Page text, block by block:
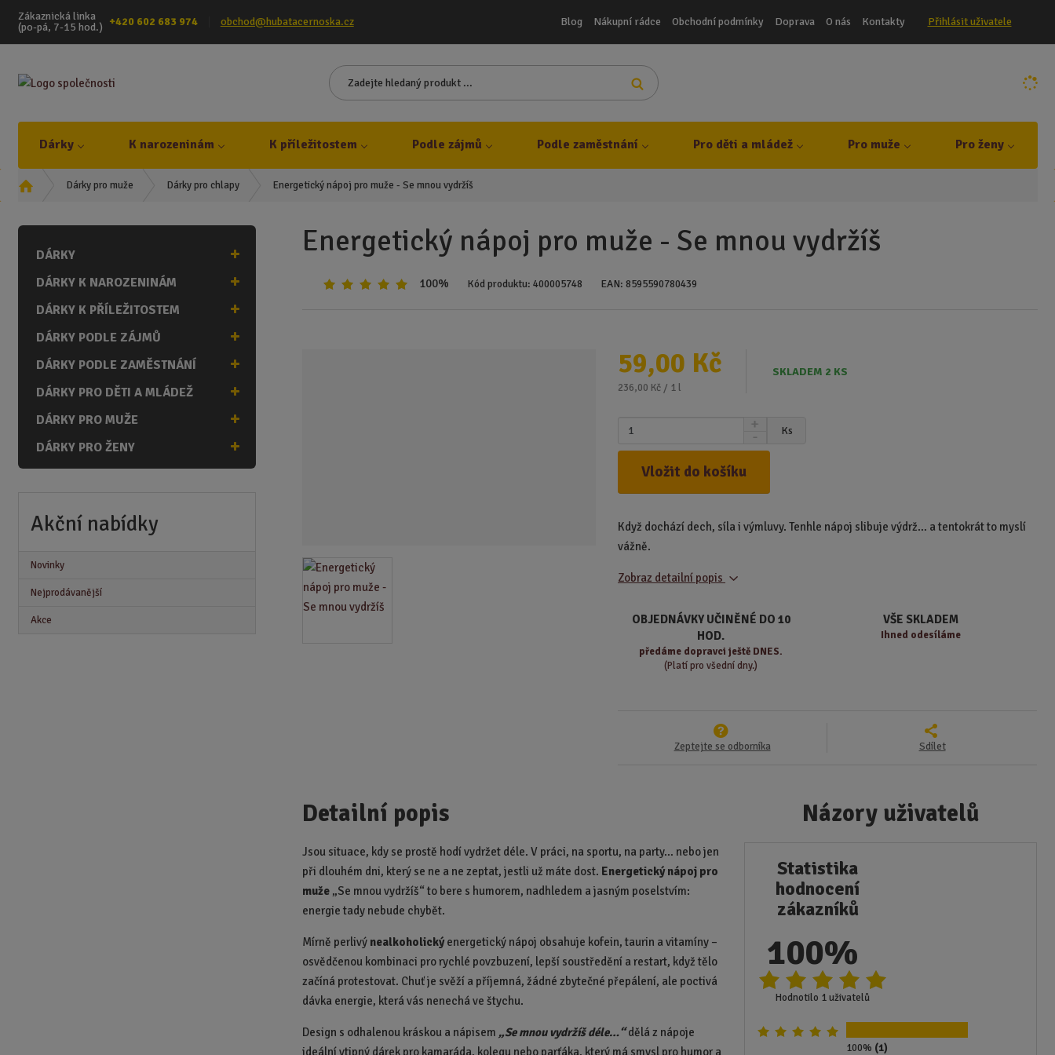
Zákaznická linka
(po-pá, 7-15 hod.) +420 602 683 974 obchod@hubatacernoska.cz Blog Nákupní rádce Obchodní podmínky Doprava O nás Kontakty Přihlásit uživatele
e
d
n
Vyhledat
Dárky K narozeninám K příležitostem Podle zájmů Podle zaměstnání Pro děti a mládež Pro muže Pro ženy
Ú
n
s
a
Dárky pro muže Dárky pro chlapy Energetický nápoj pro muže - Se mnou vydržíš
Energetický nápoj pro muže - Se mnou vydržíš
100% Kód produktu:400005748 EAN:8595590780439
59,00 Kč
236,00 Kč / 1 l
SKLADEM 2 KS
i
p
o
e
N
v
ý
m
t
v
í
n
í
m
t
v
í
Ks
Vložit do košíku
Když dochází dech, síla i výmluvy. Tenhle nápoj slibuje výdrž… a tentokrát to myslí
vážně.
Zobraz detailní popis
OBJEDNÁVKY UČINĚNÉ DO 10
HOD.
předáme dopravci ještě DNES.
(Platí pro všední dny.)
VŠE SKLADEM
Ihned odesíláme
Zeptejte se odborníka Sdílet
Detailní popis
Jsou situace, kdy se prostě hodí vydržet déle. V práci, na sportu, na party… nebo jen
při dlouhém dni, který se ne a ne zeptat, jestli už máte dost. Energetický nápoj pro
muže „Se mnou vydržíš“ to bere s humorem, nadhledem a jasným poselstvím:
energie tady nebude chybět.
Mírně perlivý nealkoholickýenergetický nápoj obsahuje kofein, taurin a vitamíny –
osvědčenou kombinaci pro rychlé povzbuzení, lepší soustředění a restart, když tělo
začíná protestovat. Chuť je svěží a příjemná, žádné zbytečné přepálení, ale poctivá
dávka energie, která vás nenechá ve štychu.
Design s odhalenou kráskou a nápisem „Se mnou vydržíš déle…“dělá z nápoje
ideální vtipný dárek pro kamaráda, kolegu nebo parťáka, který má smysl pro humor a
Názory uživatelů
Statistika
hodnocení
zákazníků
100%
Hodnotilo 1 uživatelů
100% (1)
DÁRKY
DÁRKY K NAROZENINÁM
DÁRKY K PŘÍLEŽITOSTEM
DÁRKY PODLE ZÁJMŮ
DÁRKY PODLE ZAMĚSTNÁNÍ
DÁRKY PRO DĚTI A MLÁDEŽ
DÁRKY PRO MUŽE
DÁRKY PRO ŽENY
Akční nabídky
Novinky
Nejprodávanější
Akce